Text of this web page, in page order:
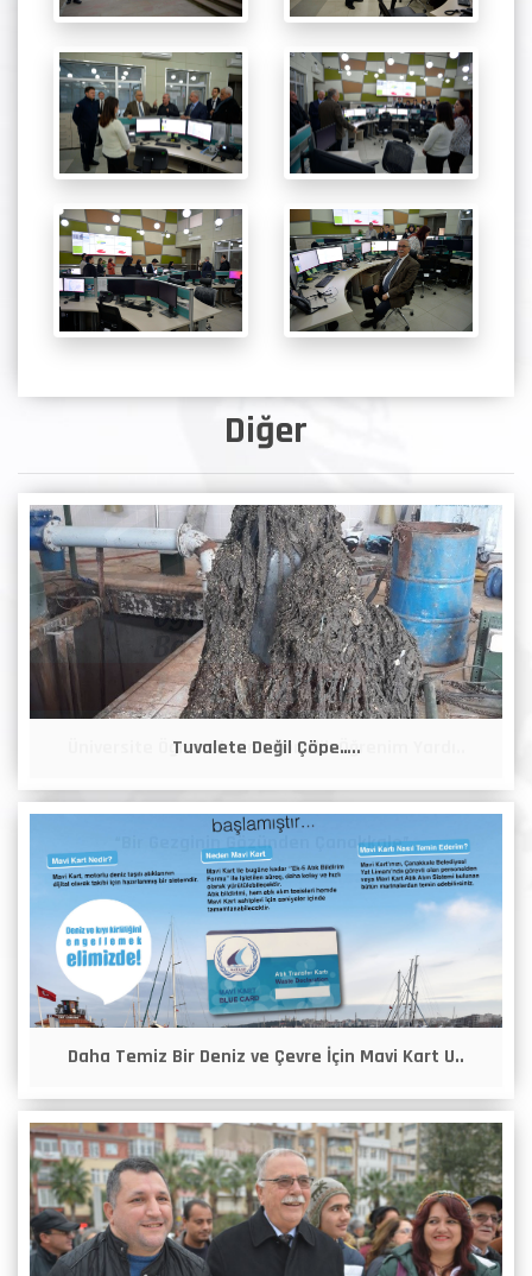
Diğer
Tuvalete Değil Çöpe…..
Daha Temiz Bir Deniz ve Çevre İçin Mavi Kart U..